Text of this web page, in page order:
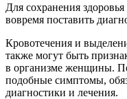
Для сохранения
вовремя поставить
Кровотечения и
также могут быть
в организме женщины.
подобные симптомы,
диагностики и лечения.